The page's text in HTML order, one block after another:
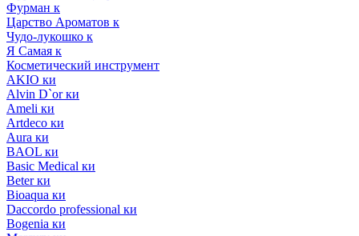
Фурман к
Царство Ароматов к
Чудо-лукошко к
Я Самая к
Косметический инструмент
AKIO ки
Alvin D`or ки
Ameli ки
Artdeco ки
Aura ки
BAOL ки
Basic Medical ки
Beter ки
Bioaqua ки
Daccordo professional ки
Bogenia ки